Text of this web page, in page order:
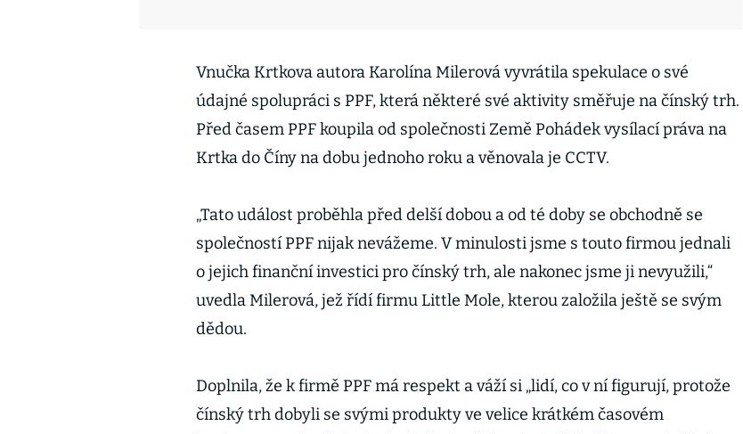
Vnučka Krtkova autora Karolína Milerová vyvrátila spekulace o své
údajné spolupráci s PPF, která některé své aktivity směřuje na čínský trh.
Před časem PPF koupila od společnosti Země Pohádek vysílací práva na
Krtka do Číny na dobu jednoho roku a věnovala je CCTV.
„Tato událost proběhla před delší dobou a od té doby se obchodně se
společností PPF nijak nevážeme. V minulosti jsme s touto firmou jednali
o jejich finanční investici pro čínský trh, ale nakonec jsme ji nevyužili,“
uvedla Milerová, jež řídí firmu Little Mole, kterou založila ještě se svým
dědou.
Doplnila, že k firmě PPF má respekt a váží si „lidí, co v ní figurují, protože
čínský trh dobyli se svými produkty ve velice krátkém časovém